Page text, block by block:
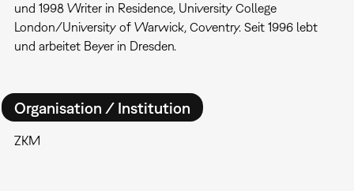
und 1998 Writer in Residence, University College
London/University of Warwick, Coventry. Seit 1996 lebt
und arbeitet Beyer in Dresden.
Organisation / Institution
ZKM